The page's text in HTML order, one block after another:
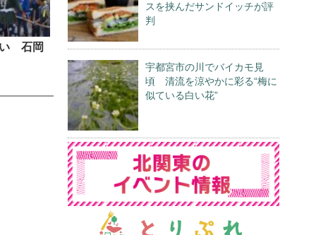
い 石岡
スを挟んだサンドイッチが評
判
宇都宮市の川でバイカモ見
頃 清流を涼やかに彩る“梅に
似ている白い花”